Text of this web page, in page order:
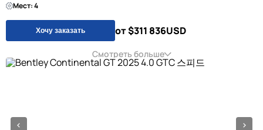
Мест: 4
Хочу заказать от $311 836USD
Смотреть больше